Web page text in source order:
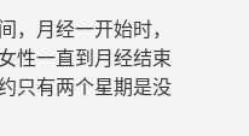
，月经一开始时，
性一直到月经结束
只有两个星期是没